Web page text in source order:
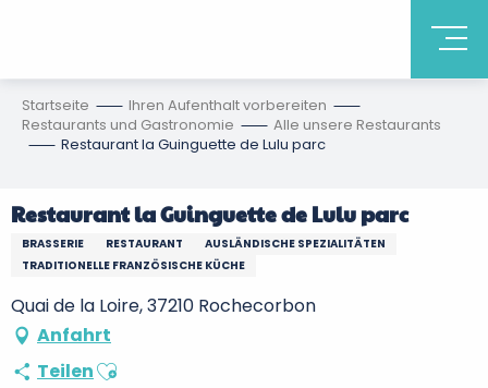
Startseite
Ihren Aufenthalt vorbereiten
Restaurants und Gastronomie
Alle unsere Restaurants
Restaurant la Guinguette de Lulu parc
Restaurant la Guinguette de Lulu parc
BRASSERIE RESTAURANT
AUSLÄNDISCHE SPEZIALITÄTEN
TRADITIONELLE FRANZÖSISCHE KÜCHE
Quai de la Loire, 37210 Rochecorbon
Anfahrt
TeilenAjouter aux favoris